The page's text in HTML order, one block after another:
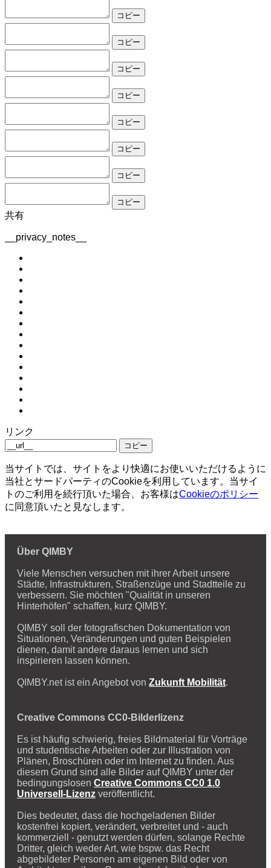
コピー
コピー
コピー
コピー
コピー
コピー
コピー
コピー
共有
__privacy_notes__
リンク
コピー
当サイトでは、サイトをより快適にお使いいただけるように
当社とサードパーティのCookieを利用しています。当サイ
トのご利用を続行頂いた場合、お客様はCookieのポリシー
に同意頂いたと見なします。
Über QIMBY
Viele Menschen versuchen mit ihrer Arbeit unsere
Städte, Infrastrukturen, Straßenzüge und Stadtteile zu
verbessern. Sie möchten "Qualität in unseren
Hinterhöfen" schaffen, kurz QIMBY.
QIMBY soll der fotografischen Dokumentation von
Situationen, Veränderungen und guten Beispielen
dienen, damit andere daraus lernen und sich
inspirieren lassen können.
QIMBY.net ist ein Angebot von Zukunft Mobilität.
Creative Commons CC0-Bilderlizenz
Es ist häufig schwierig, freies Bildmaterial für Vorträge
und studentische Arbeiten oder zur Illustration von
Plänen, Broschüren oder im Internet zu finden. Aus
diesem Grund sind alle Bilder auf QIMBY unter der
bedingungslosen Creative Commons CC0 1.0
Universell-Lizenz veröffentlicht.
Dies bedeutet, dass die hochgeladenen Bilder
kostenfrei kopiert, verändert, verbreitet und - auch
kommerziell - genutzt werden dürfen, solange Rechte
Dritter, gleich weder Art, wie bspw. das Recht
abgebildeter Personen am eigenen Bild oder von